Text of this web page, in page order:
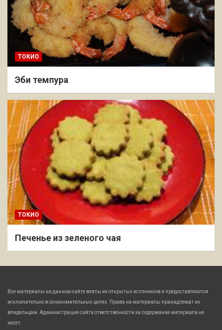
ТОКИО
Эби темпура
ТОКИО
Печенье из зеленого чая
Все материалы на данном сайте взяты из открытых источников и предоставляются
исключительно в ознакомительных целях. Права на материалы принадлежат их
владельцам. Администрация сайта ответственности за содержание материала не
несет.